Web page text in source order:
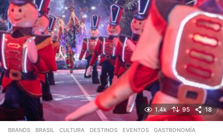
1.4k 95 18
BRANDS ,BRASIL ,CULTURA ,DESTINOS ,EVENTOS ,GASTRONOMÍA